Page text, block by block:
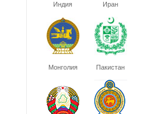
Индия Иран
Монголия Пакистан